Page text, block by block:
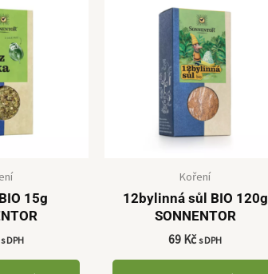
15g
s DPH
Koření
12bylinná sůl BIO 120g
SONNENTOR
69 Kč s DPH